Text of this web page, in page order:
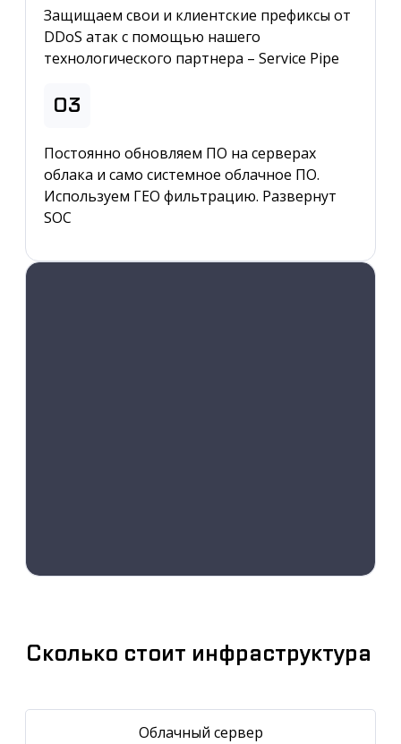
Защищаем свои и клиентские префиксы от
DDoS атак с помощью нашего
технологического партнера – Service Pipe
03
Постоянно обновляем ПО на серверах
облака и само системное облачное ПО.
Используем ГЕО фильтрацию. Развернут
SOC
Сколько стоит инфраструктура
Облачный сервер